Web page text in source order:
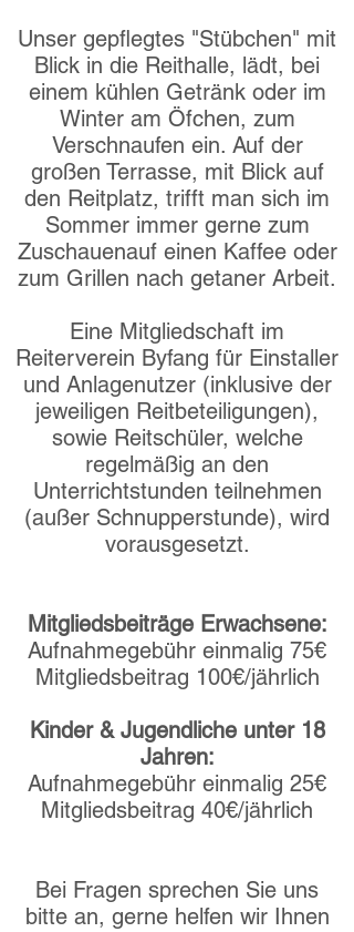
Unser gepflegtes "Stübchen" mit
Blick in die Reithalle, lädt, bei
einem kühlen Getränk oder im
Winter am Öfchen, zum
Verschnaufen ein. Auf der
großen Terrasse, mit Blick auf
den Reitplatz, trifft man sich im
Sommer immer gerne zum
Zuschauenauf einen Kaffee oder
zum Grillen nach getaner Arbeit.
Eine Mitgliedschaft im
Reiterverein Byfang für Einstaller
und Anlagenutzer (inklusive der
jeweiligen Reitbeteiligungen),
sowie Reitschüler, welche
regelmäßig an den
Unterrichtstunden teilnehmen
(außer Schnupperstunde), wird
vorausgesetzt.
Mitgliedsbeiträge Erwachsene:
Aufnahmegebühr einmalig 75€
Mitgliedsbeitrag 100€/jährlich
Kinder & Jugendliche unter 18
Jahren:
Aufnahmegebühr einmalig 25€
Mitgliedsbeitrag 40€/jährlich
Bei Fragen sprechen Sie uns
bitte an, gerne helfen wir Ihnen